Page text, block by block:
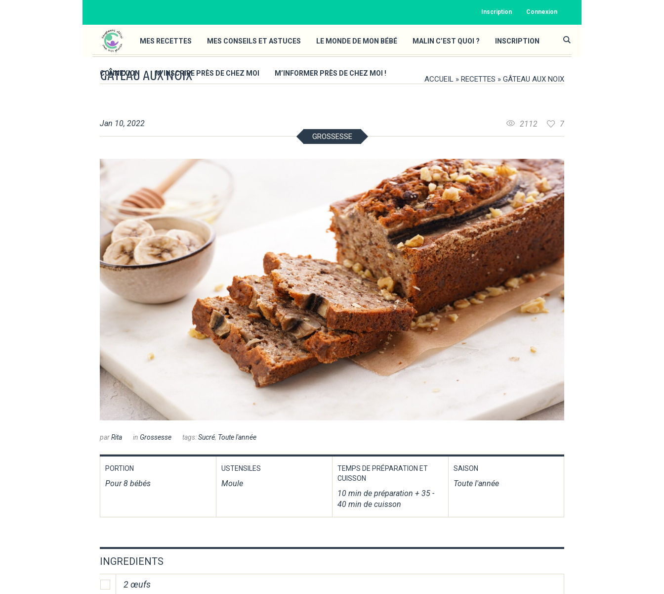
Inscription Connexion
MES RECETTES MES CONSEILS ET ASTUCES LE MONDE DE MON BÉBÉ MALIN C’EST QUOI ? INSCRIPTION
CONNEXION M’INSCRIRE PRÈS DE CHEZ MOI M’INFORMER PRÈS DE CHEZ MOI !
GÂTEAU AUX NOIX ACCUEIL » RECETTES » GÂTEAU AUX NOIX
Jan 10, 2022 7
2112
GROSSESSE
parRita in Grossesse tags:Sucré, Toute l'année
PORTION
Pour 8 bébés
USTENSILES
Moule
TEMPS DE PRÉPARATION ET
CUISSON
10 min de préparation + 35 -
40 min de cuisson
SAISON
Toute l'année
INGREDIENTS
2 œufs